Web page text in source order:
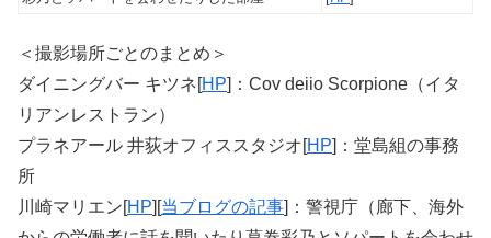
＜撮影場所ごとのまとめ＞
ダイニングバー キツネ[HP]：Cov deiio Scorpione（イタ
リアンレストラン）
プラネアール 井荻オフィススタジオ[HP]：堂島組の事務
所
川崎マリエン[HP][当ブログの記事]：警視庁（廊下、海外